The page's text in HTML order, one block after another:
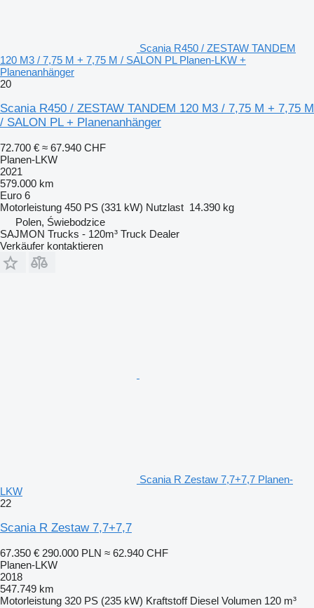
Scania R450 / ZESTAW TANDEM
120 M3 / 7,75 M + 7,75 M / SALON PL Planen-LKW +
Planenanhänger
20
Scania R450 / ZESTAW TANDEM 120 M3 / 7,75 M + 7,75 M
/ SALON PL + Planenanhänger
72.700 € ≈ 67.940 CHF
Planen-LKW
2021
579.000 km
Euro 6
Motorleistung 450 PS (331 kW) Nutzlast 14.390 kg
Polen, Świebodzice
SAJMON Trucks - 120m³ Truck Dealer
Verkäufer kontaktieren
Scania R Zestaw 7,7+7,7 Planen-
LKW
22
Scania R Zestaw 7,7+7,7
67.350 € 290.000 PLN ≈ 62.940 CHF
Planen-LKW
2018
547.749 km
Motorleistung 320 PS (235 kW) Kraftstoff Diesel Volumen 120 m³